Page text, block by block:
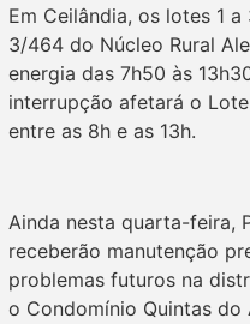
Em Ceilândia, os lotes 1 a
3/464 do Núcleo Rural
energia das 7h50 às
interrupção afetará o
entre as 8h e as 13h.
Ainda nesta quarta-feira,
receberão manutenção
problemas futuros na
o Condomínio Quintas do